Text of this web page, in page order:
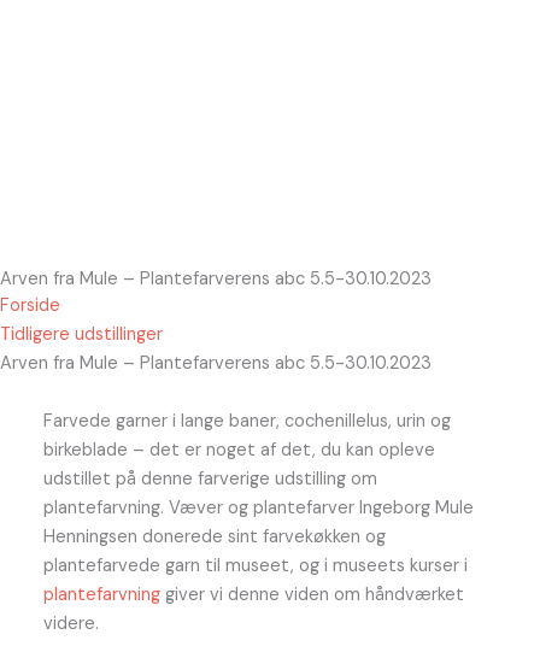
Arven fra Mule – Plantefarverens abc 5.5-30.10.2023
Forside
Tidligere udstillinger
Arven fra Mule – Plantefarverens abc 5.5-30.10.2023
Farvede garner i lange baner, cochenillelus, urin og
birkeblade – det er noget af det, du kan opleve
udstillet på denne farverige udstilling om
plantefarvning. Væver og plantefarver Ingeborg Mule
Henningsen donerede sint farvekøkken og
plantefarvede garn til museet, og i museets kurser i
plantefarvninggiver vi denne viden om håndværket
videre.